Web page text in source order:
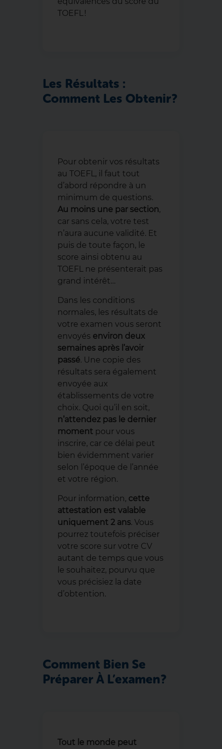
TOEFL !
Les Résultats :
Comment Les Obtenir ?
Pour obtenir vos résultats
au TOEFL, il faut tout
d’abord répondre à un
minimum de questions.
Au moins une par section,
car sans cela, votre test
n’aura aucune validité. Et
puis de toute façon, le
score ainsi obtenu au
TOEFL ne présenterait pas
grand intérêt…
Dans les conditions
normales, les résultats de
votre examen vous seront
envoyés environ deux
semaines après l’avoir
passé. Une copie des
résultats sera également
envoyée aux
établissements de votre
choix. Quoi qu’il en soit,
n’attendez pas le dernier
moment pour vous
inscrire, car ce délai peut
bien évidemment varier
selon l’époque de l’année
et votre région.
Pour information, cette
attestation est valable
uniquement 2 ans. Vous
pourrez toutefois préciser
votre score sur votre CV
autant de temps que vous
le souhaitez, pourvu que
vous précisiez la date
d’obtention.
Comment Bien Se
Préparer À L’examen ?
Tout le monde peut